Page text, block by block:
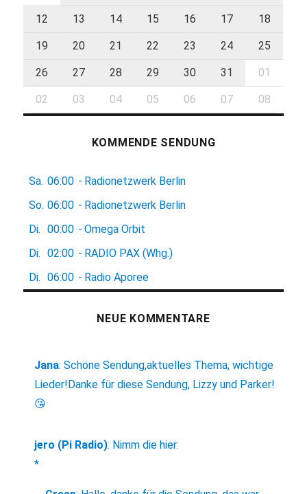
12 13 14 15 16 17 18
19 20 21 22 23 24 25
26 27 28 29 30 31 01
02 03 04 05 06 07 08
KOMMENDE SENDUNG
Sa. 06:00 - Radionetzwerk Berlin
So. 06:00 - Radionetzwerk Berlin
Di.
00:00 - Omega Orbit
Di.
02:00 - RADIO PAX (Whg.)
Di.
06:00 - Radio Aporee
NEUE KOMMENTARE
Jana:Schöne Sendung,aktuelles Thema, wichtige
Lieder!Danke für diese Sendung, Lizzy und Parker!
😘
jero (Pi Radio): Nimm die hier:
*